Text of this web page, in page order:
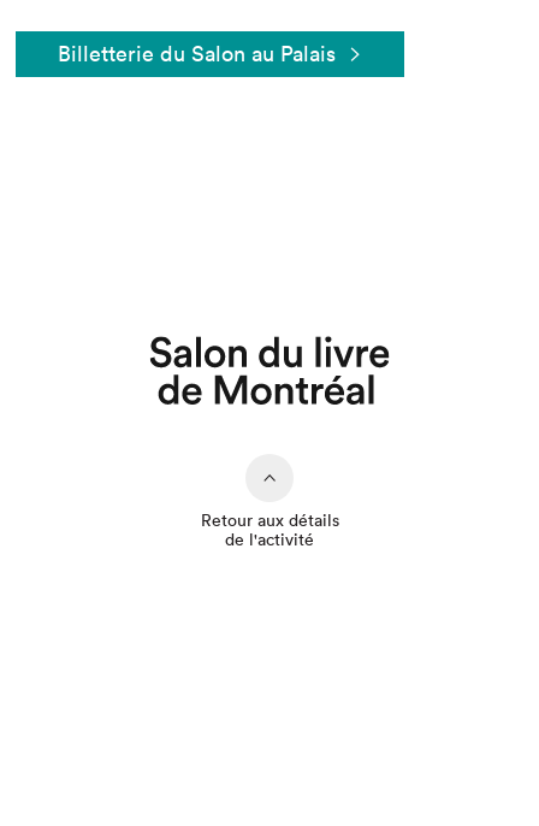
Billetterie du Salon au Palais
Retour aux détails
de l'activité